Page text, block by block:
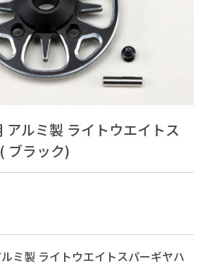
アルミ製 ライトウエイトス
ブラック)
ミ製 ライトウエイトスパーギヤハ